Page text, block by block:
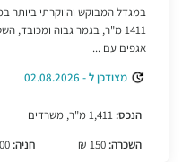
במגדל המבוקש והיוקרתי
1411 מ"ר, בגמר גבוה
אגפים עם ...
מצודכן ל - 02.08.2026
הנכס:
השכרה:
חניה: